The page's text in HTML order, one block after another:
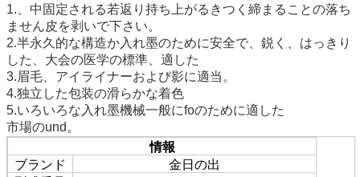
1.、中固定される若返り持ち上がるきつく締まることの落ち
ません皮を剥いで下さい。
2.半永久的な構造か入れ墨のために安全で、鋭く、はっきり
した、大会の医学の標準、適した
3.眉毛、アイライナーおよび影に適当。
4.独立した包装の滑らかな着色
5.いろいろな入れ墨機械一般にfoのために適した
市場のund。
情報
ブランド
金日の出